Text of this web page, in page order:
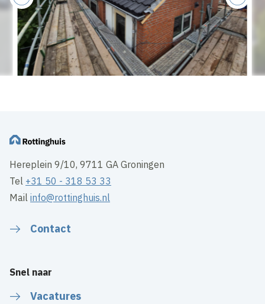
next
previous
Hereplein 9/10, 9711 GA Groningen
Tel +31 50 - 318 53 33
Mailinfo@rottinghuis.nl
Contact
Snel naar
Vacatures